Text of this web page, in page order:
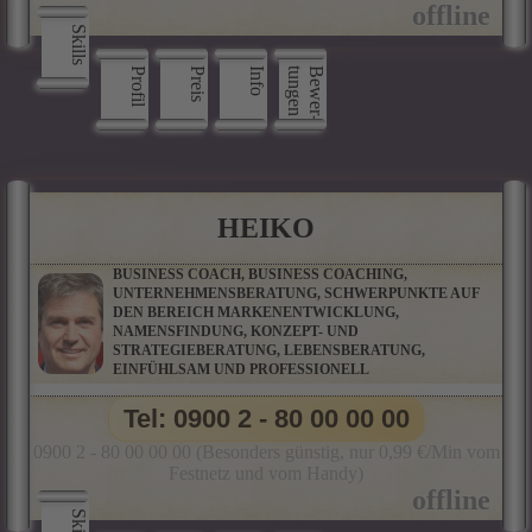
Skills
Profil
Preis Info B
e
w
e
r
­
t
u
n
g
e
n
HEIKO
BUSINESS COACH, BUSINESS COACHING,
UNTERNEHMENSBERATUNG, SCHWERPUNKTE AUF
DEN BEREICH MARKENENTWICKLUNG,
NAMENSFINDUNG, KONZEPT- UND
STRATEGIEBERATUNG, LEBENSBERATUNG,
EINFÜHLSAM UND PROFESSIONELL
Tel: 0900 2 - 80 00 00 00